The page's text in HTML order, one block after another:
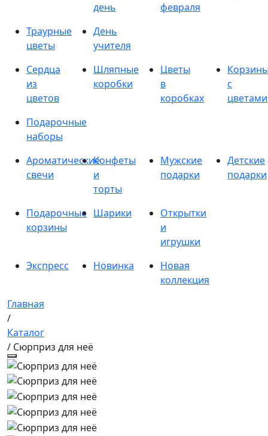
день
февраля
Траурные
цветы
День
учителя
Сердца
из
цветов
Шляпные
коробки
Цветы
в
коробках
с
цветами
Подарочные
наборы
Ароматические
свечи
Конфеты
и
торты
Мужские
подарки
Детские
подарки
Подарочные
корзины
Шарики
Открытки
и
игрушки
Экспресс
Новинка
Новая
коллекция
Главная
/
Каталог
/ Сюрприз для неё